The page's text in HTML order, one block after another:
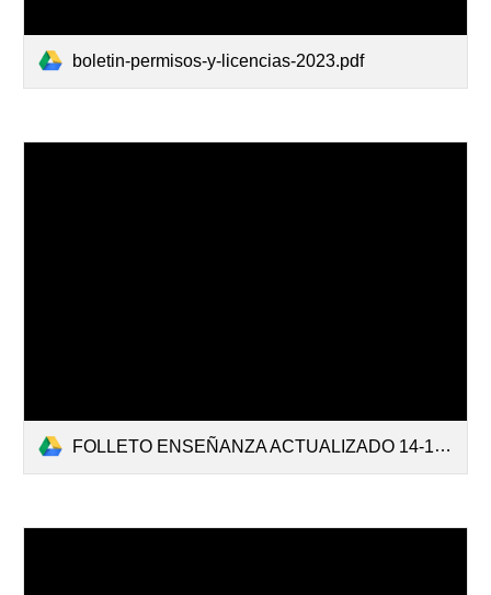
boletin-permisos-y-licencias-2023.pdf
FOLLETO ENSEÑANZA ACTUALIZADO 14-10-25.pdf